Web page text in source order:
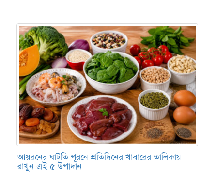
আয়রনের ঘাটতি পূরনে প্রতিদিনের খাবারের তালিকায়
রাখুন এই ৫ উপাদান